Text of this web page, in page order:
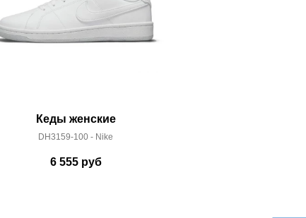
Кеды женские
DH3159-100 - Nike
6 555руб